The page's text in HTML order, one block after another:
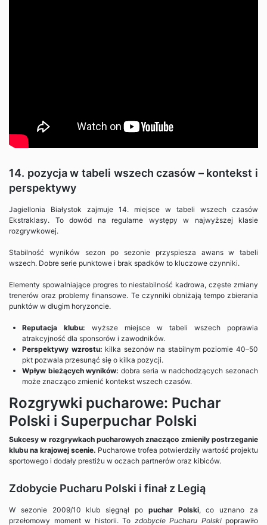
14. pozycja w tabeli wszech czasów – kontekst i
perspektywy
Jagiellonia Białystok zajmuje 14. miejsce w tabeli wszech czasów
Ekstraklasy. To dowód na regularne występy w najwyższej klasie
rozgrywkowej.
Stabilność wyników sezon po sezonie przyspiesza awans w tabeli
wszech. Dobre serie punktowe i brak spadków to kluczowe czynniki.
Elementy spowalniające progres to niestabilność kadrowa, częste zmiany
trenerów oraz problemy finansowe. Te czynniki obniżają tempo zbierania
punktów w długim horyzoncie.
Reputacja klubu: wyższe miejsce w tabeli wszech poprawia
atrakcyjność dla sponsorów i zawodników.
Perspektywy wzrostu: kilka sezonów na stabilnym poziomie 40–50
pkt pozwala przesunąć się o kilka pozycji.
Wpływ bieżących wyników: dobra seria w nadchodzących sezonach
może znacząco zmienić kontekst wszech czasów.
Rozgrywki pucharowe: Puchar
Polski i Superpuchar Polski
Sukcesy w rozgrywkach pucharowych znacząco zmieniły postrzeganie
klubu na krajowej scenie. Pucharowe trofea potwierdziły wartość projektu
sportowego i dodały prestiżu w oczach partnerów oraz kibiców.
Zdobycie Pucharu Polski i finał z Legią
W sezonie 2009/10 klub sięgnął po puchar Polski, co uznano za
przełomowy moment w historii. To zdobycie Pucharu Polskipoprawiło